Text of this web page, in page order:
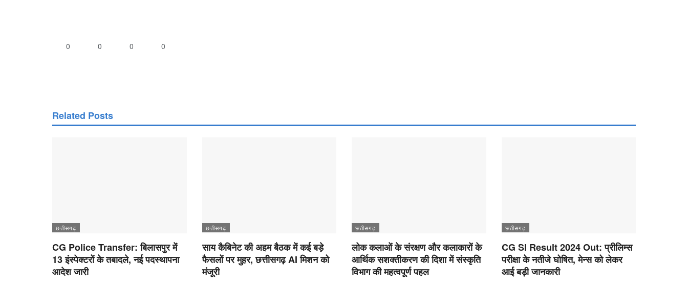
0 0 0 0
Related Posts
छत्तीसगढ़
CG Police Transfer: बिलासपुर में
13 इंस्पेक्टरों के तबादले, नई पदस्थापना
आदेश जारी
छत्तीसगढ़
साय कैबिनेट की अहम बैठक में कई बड़े
फैसलों पर मुहर, छत्तीसगढ़ AI मिशन को
मंजूरी
छत्तीसगढ़
लोक कलाओं के संरक्षण और कलाकारों के
आर्थिक सशक्तीकरण की दिशा में संस्कृति
विभाग की महत्वपूर्ण पहल
छत्तीसगढ़
CG SI Result 2024 Out: प्रीलिम्स
परीक्षा के नतीजे घोषित, मेन्स को लेकर
आई बड़ी जानकारी